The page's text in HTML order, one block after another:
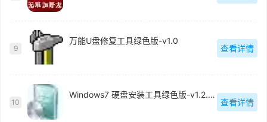
9
万能U盘修复工具绿色版-v1.0
查看详情
10
Windows7 硬盘安装工具绿色版-v1.2.0.62
查看详情